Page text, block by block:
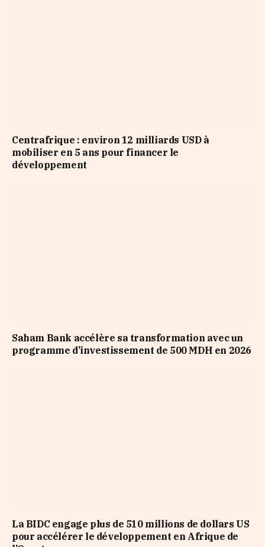
Centrafrique : environ 12 milliards USD à
mobiliser en 5 ans pour financer le
développement
Saham Bank accélère sa transformation avec un
programme d’investissement de 500 MDH en 2026
La BIDC engage plus de 510 millions de dollars US
pour accélérer le développement en Afrique de